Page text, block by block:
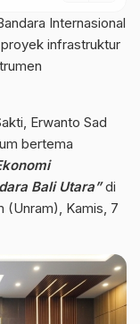
Internasional
infrastruktur
Erwanto Sad
bertema
Bali Utara” di
(Unram), Kamis, 7